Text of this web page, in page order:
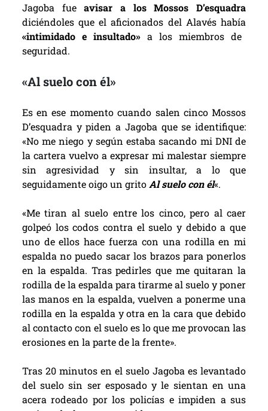
Jagoba fueavisar a losMossos D’esquadra
diciéndoles que el aficionados del Alavés había
«intimidado e insultado»a los miembros de
seguridad.
«Al suelo con él»
Es en ese momento cuando salen cincoMossos
D’esquadra ypiden a Jagoba que se identifique:
«No me niego y según estaba sacando mi DNI de
la cartera vuelvo a expresar mi malestar siempre
sin agresividad y sin insultar, a lo que
seguidamente oigo un gritoAl suelo con él«.
«Me tiran al suelo entre los cinco, pero al caer
golpeó los codos contra el suelo y debido a que
uno de ellos hace fuerza con una rodilla en mi
espalda no puedo sacar los brazos para ponerlos
en la espalda. Tras pedirles que me quitaran la
rodilla de la espalda para tirarme al suelo y poner
las manos en la espalda, vuelven a ponerme una
rodilla en la espalda y otra en la cara que debido
al contacto con el suelo es lo que me provocan las
erosiones en la parte de la frente».
Tras 20 minutos en el suelo Jagoba es levantado
del suelo sin ser esposado y le sientan en una
acera rodeado por los policías e impiden a sus